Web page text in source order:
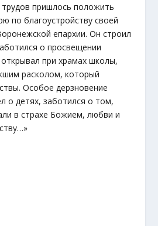
трудов пришлось положить
по благоустройству своей
епархии. Он строил
о просвещении
при храмах школы,
расколом, который
Особое дерзновение
о детях, заботился о том,
в страхе Божием, любви и